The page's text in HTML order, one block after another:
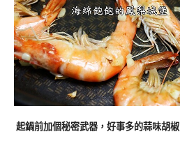
起鍋前加個秘密武器，好事多的蒜味胡椒